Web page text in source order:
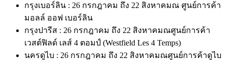
กรุงเบอร์ลิน : 26 กรกฎาคม ถึง 22 สิงหาคมณ ศูนย์การค้า
มอลล์ ออฟ เบอร์ลิน
กรุงปารีส : 26 กรกฎาคม ถึง 22 สิงหาคมณศูนย์การค้า
เวสต์ฟิลด์ เลส์ 4 ตอมป์ (Westfield Les 4 Temps)
นครดูไบ : 26 กรกฎาคม ถึง 22 สิงหาคมณศูนย์การค้าดูไบ